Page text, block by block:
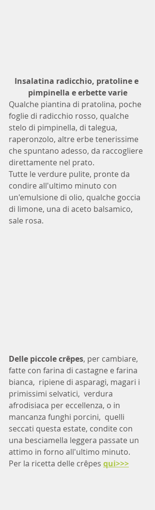
Insalatina radicchio, pratoline e
pimpinella e erbette varie
Qualche piantina di pratolina, poche
foglie di radicchio rosso, qualche
stelo di pimpinella, di talegua,
raperonzolo, altre erbe tenerissime
che spuntano adesso, da raccogliere
direttamente nel prato.
Tutte le verdure pulite, pronte da
condire all'ultimo minuto con
un'emulsione di olio, qualche goccia
di limone, una di aceto balsamico,
sale rosa.
Delle piccole crêpes, per cambiare,
fatte con farina di castagne e farina
bianca,  ripiene di asparagi, magari i
primissimi selvatici,  verdura
afrodisiaca per eccellenza, o in
mancanza funghi porcini,  quelli
seccati questa estate, condite con
una besciamella leggera passate un
attimo in forno all'ultimo minuto.
Per la ricetta delle crêpes qui>>>